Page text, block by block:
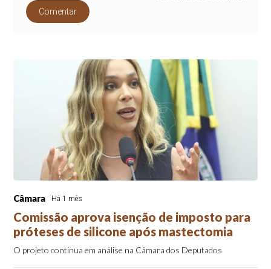
Comentar
Câmara Há 1 mês
Comissão aprova isenção de imposto para
próteses de silicone após mastectomia
O projeto continua em análise na Câmara dos Deputados